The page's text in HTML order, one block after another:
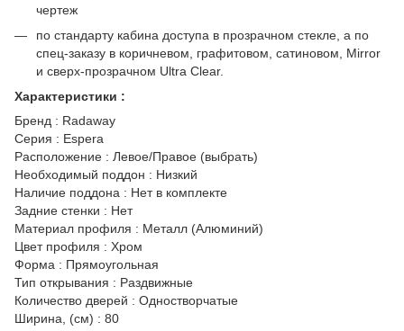
чертеж
по стандарту кабина доступа в прозрачном стекле, а по
спец-заказу в коричневом, графитовом, сатиновом, Mirror
и сверх-прозрачном Ultra Clear.
Характеристики :
Бренд : Radaway
Серия : Espera
Расположение : Левое/Правое (выбрать)
Необходимый поддон : Низкий
Наличие поддона : Нет в комплекте
Задние стенки : Нет
Материал профиля : Металл (Алюминий)
Цвет профиля : Хром
Форма : Прямоугольная
Тип открывания : Раздвижные
Количество дверей : Одностворчатые
Ширина, (см) : 80